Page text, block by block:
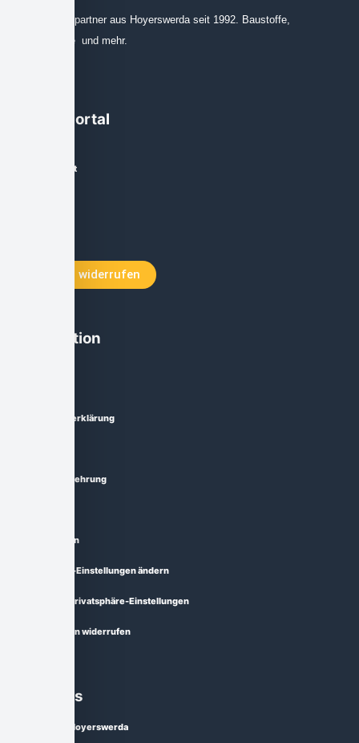
Ihr Ansprechpartner aus Hoyerswerda seit 1992. Baustoffe,
Leinprodukte und mehr.
Käuferportal
Mein Account
Vertrag widerrufen
Information
Datenschutzerklärung
Widerrufsbelehrung
Zahlungsarten
Privatsphäre-Einstellungen ändern
Historie der Privatsphäre-Einstellungen
Einwilligungen widerrufen
Über uns
02977 Hoyerswerda